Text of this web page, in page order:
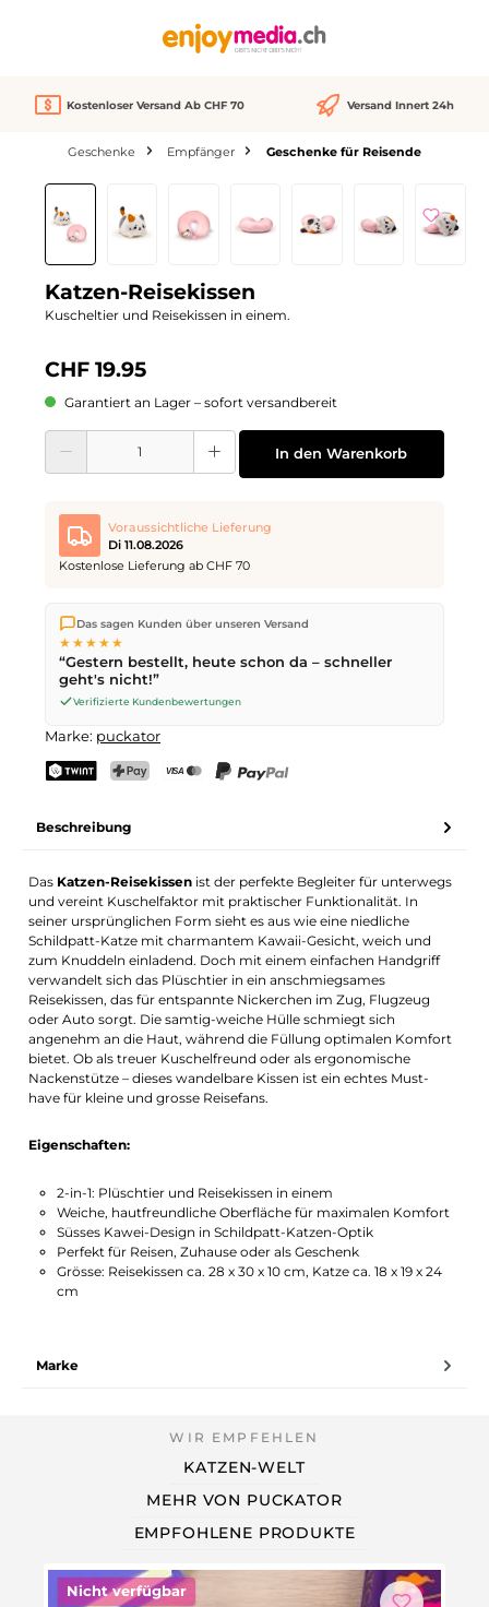
Kostenloser Versand Ab CHF 70 Versand Innert 24h
Geschenke Empfänger Geschenke für Reisende
Bildergalerie überspringen
Katzen-Reisekissen
Kuscheltier und Reisekissen in einem.
CHF 19.95
Garantiert an Lager – sofort versandbereit
Produkt Anzahl: Gib den gewünschten Wert ein oder benutze die
In den Warenkorb
Voraussichtliche Lieferung
Di 11.08.2026
Kostenlose Lieferung ab CHF 70
Wir versenden direkt aus unserem Lager in Kriens. Ab
ist die Lieferung kostenlos. Bestellungen bis
werden noch am selben Tag versendet – Zustellung am
nächsten Werktagmit der Schweizerischen Post.
Das sagen Kunden über unseren Versand
★★★★★
“Gestern bestellt, heute schon da – schneller
geht's nicht!”
Verifizierte Kundenbewertungen
Marke: puckator
Beschreibung
Das Katzen-Reisekissen ist der perfekte Begleiter für unterwegs
und vereint Kuschelfaktor mit praktischer Funktionalität. In
seiner ursprünglichen Form sieht es aus wie eine niedliche
Schildpatt-Katze mit charmantem Kawaii-Gesicht, weich und
zum Knuddeln einladend. Doch mit einem einfachen Handgriff
verwandelt sich das Plüschtier in ein anschmiegsames
Reisekissen, das für entspannte Nickerchen im Zug, Flugzeug
oder Auto sorgt. Die samtig-weiche Hülle schmiegt sich
angenehm an die Haut, während die Füllung optimalen Komfort
bietet. Ob als treuer Kuschelfreund oder als ergonomische
Nackenstütze – dieses wandelbare Kissen ist ein echtes Must-
have für kleine und grosse Reisefans.
Eigenschaften:
2-in-1: Plüschtier und Reisekissen in einem
Weiche, hautfreundliche Oberfläche für maximalen Komfort
Süsses Kawei-Design in Schildpatt-Katzen-Optik
Perfekt für Reisen, Zuhause oder als Geschenk
Grösse: Reisekissen ca. 28 x 30 x 10 cm, Katze ca. 18 x 19 x 24
cm
Marke
KATZEN-WELT
MEHR VON PUCKATOR
EMPFOHLENE PRODUKTE
Nicht verfügbar